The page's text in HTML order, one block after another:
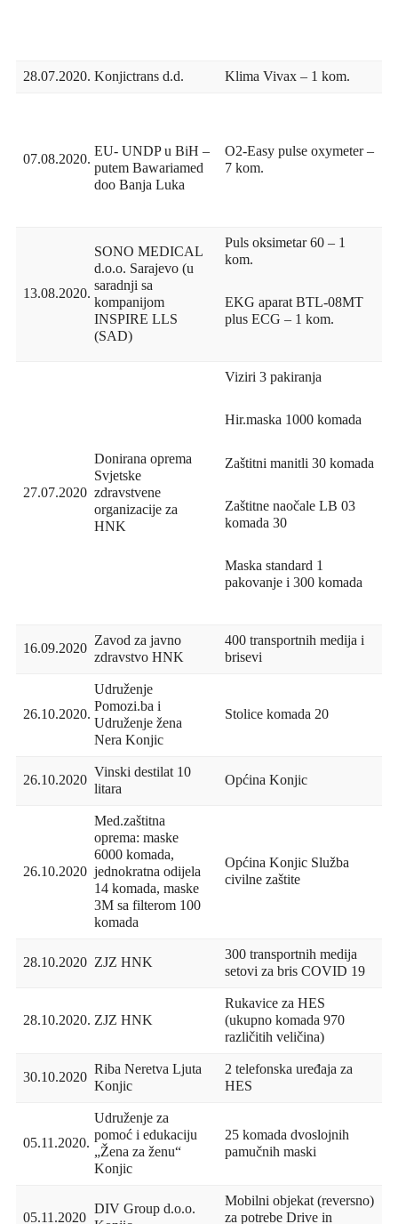
28.07.2020. Konjictrans d.d. Klima Vivax – 1 kom.
07.08.2020. EU- UNDP u BiH –
putem Bawariamed
doo Banja Luka
O2-Easy pulse oxymeter –
7 kom.
13.08.2020.
SONO MEDICAL
d.o.o. Sarajevo (u
saradnji sa
kompanijom
INSPIRE LLS
(SAD)
Puls oksimetar 60 – 1
kom.
EKG aparat BTL-08MT
plus ECG – 1 kom.
27.07.2020
Donirana oprema
Svjetske
zdravstvene
organizacije za
HNK
Viziri 3 pakiranja
Hir.maska 1000 komada
Zaštitni manitli 30 komada
Zaštitne naočale LB 03
komada 30
Maska standard 1
pakovanje i 300 komada
16.09.2020 Zavod za javno
zdravstvo HNK
400 transportnih medija i
brisevi
26.10.2020.
Udruženje
Pomozi.ba i
Udruženje žena
Nera Konjic
Stolice komada 20
26.10.2020 Vinski destilat 10
litara
Općina Konjic
26.10.2020
Med.zaštitna
oprema: maske
6000 komada,
jednokratna odijela
14 komada, maske
3M sa filterom 100
komada
Općina Konjic Služba
civilne zaštite
28.10.2020 ZJZ HNK
300 transportnih medija
setovi za bris COVID 19
28.10.2020. ZJZ HNK
Rukavice za HES
(ukupno komada 970
različitih veličina)
30.10.2020 Riba Neretva Ljuta
Konjic
2 telefonska uređaja za
HES
05.11.2020.
Udruženje za
pomoć i edukaciju
„Žena za ženu“
Konjic
25 komada dvoslojnih
pamučnih maski
05.11.2020
DIV Group d.o.o.
Mobilni objekat (reversno)
za potrebe Drive in